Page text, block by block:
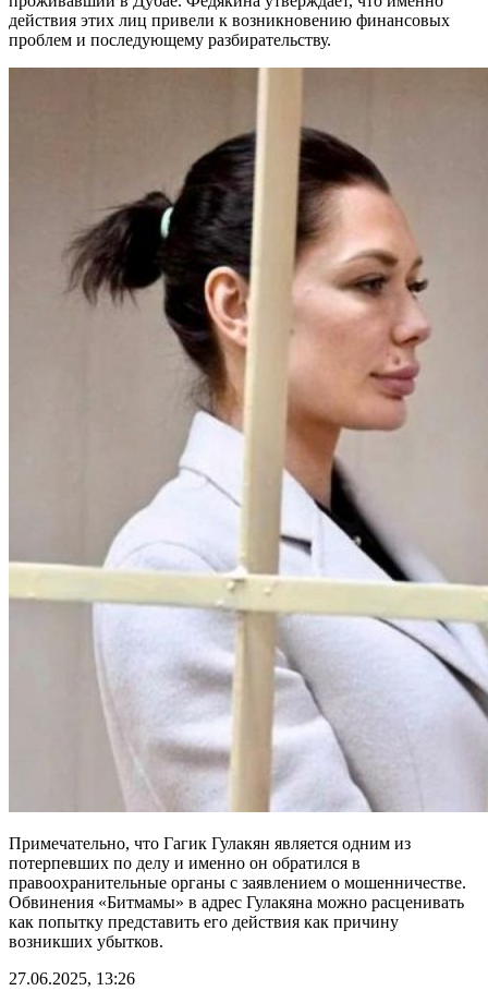
действия этих лиц привели к возникновению финансовых
проблем и последующему разбирательству.
Примечательно, что Гагик Гулакян является одним из
потерпевших по делу и именно он обратился в
правоохранительные органы с заявлением о мошенничестве.
Обвинения «Битмамы» в адрес Гулакяна можно расценивать
как попытку представить его действия как причину
возникших убытков.
27.06.2025, 13:26